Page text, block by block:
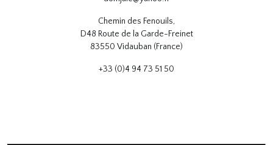
Chemin des Fenouils,
D48 Route de la Garde-Freinet
83550 Vidauban (France)
+33 (0)4 94 73 51 50